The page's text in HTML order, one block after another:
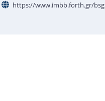
https://www.imbb.forth.gr/bsg